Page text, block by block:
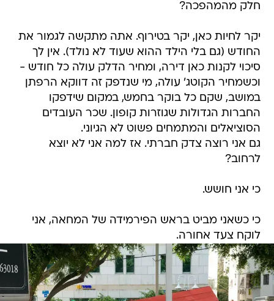
חלק מהמהפכה?
יקר לחיות כאן, יקר בטירוף. אתה מתקשה לגמור את
החודש (גם בלי הילד ההוא שעוד לא נולד). אין לך
סיכוי לקנות כאן דירה, ומחיר הדלק עולה כל חודש -
וכשמחיר הקוטג' עולה, מי שנדפק זה דווקא הרפתן
במושב, שקם כל בוקר בחמש, במקום שידפקו
החברות הגדולות שגוזרות קופון. שכר העובדים
הסוציאלים והמתמחים פשוט לא הגיוני.
גם אני רוצה צדק חברתי. אז למה אני לא יוצא
לרחוב?
כי אני חושש.
כי כשאני מביט בראש הפירמידה של המחאה, אני
לוקח צעד אחורה.